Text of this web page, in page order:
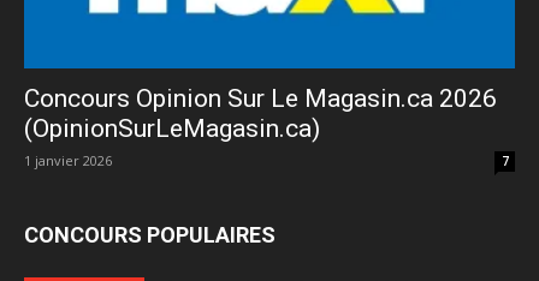
Concours Opinion Sur Le Magasin.ca 2026
(OpinionSurLeMagasin.ca)
1 janvier 2026 7
CONCOURS POPULAIRES